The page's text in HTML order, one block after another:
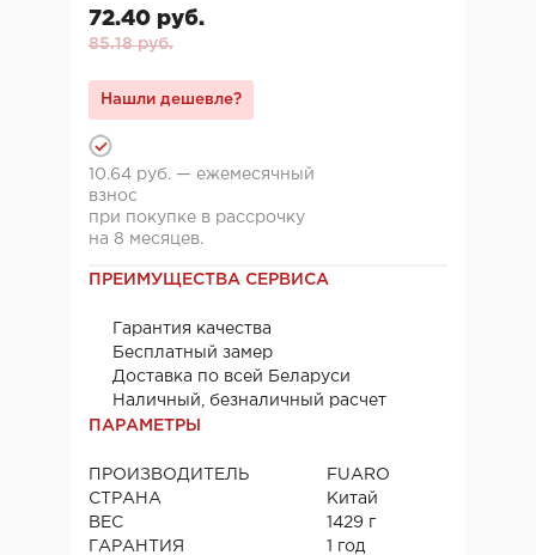
72.40 руб.
85.18 руб.
Нашли дешевле?
10.64 руб. — ежемесячный
взнос
при покупке в рассрочку
на 8 месяцев.
ПРЕИМУЩЕСТВА СЕРВИСА
Гарантия качества
Бесплатный замер
Доставка по всей Беларуси
Наличный, безналичный расчет
ПАРАМЕТРЫ
ПРОИЗВОДИТЕЛЬ
FUARO
СТРАНА
Китай
ВЕС
1429 г
ГАРАНТИЯ
1 год